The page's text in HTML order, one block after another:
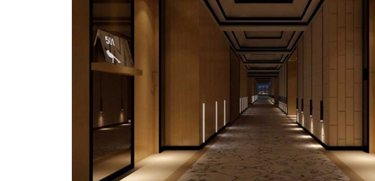
那么，杭州到底有哪些适合下班聚会的宝藏SPA场所呢？我根据自己的亲身体验，把它们分成了几种不
同类型，方便大家根据自己和朋友们的喜好来选择。
第一类是“综合娱乐型”，适合那些喜欢热闹、想要一站式搞定吃喝玩乐的朋友。这类场所的代表是曲水兰
亭。这家位于钱江世纪城的SPA会所，环境真的可以用“奢华”来形容。四层楼的独立建筑，空中花园流水
潺潺，每一处设计都透着高级感。我第一次带朋友去的时候，推门进去就被震撼到了——这不像是SP
A，更像是一个现代艺术馆。曲水兰亭最大的优势是它的“全包”模式。你买一张门票，就可以享受桑拿、
汤泉水疗、汗蒸、水果饮料畅吃畅饮，还有一顿丰盛的自助餐。水果区的水果品质很高，车厘子、山
竹、晴王葡萄都是随便拿；餐厅的菜品也很用心，从热菜到甜品都不输外面的中档餐厅。在这里聚会，
你可以带着朋友们先一起蒸桑拿，把一天的疲惫和湿气排出去；然后泡到汤泉水疗池里，边泡边聊；饿
了就去餐厅吃一顿；吃饱了可以找个安静的区域躺着看电影——这里有一片私人影院会所式的休息区，
每个位置都有独立的屏幕和耳机，互不打扰。如果想做SPA，也可以单独加项目，技师的专业水平很